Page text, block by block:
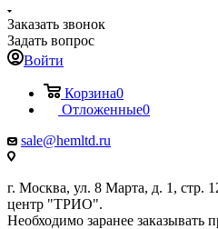
Заказать звонок
Задать вопрос
Войти
Корзина0
Отложенные0
sale@hemltd.ru
г. Москва, ул. 8 Марта, д. 1, стр.
центр "ТРИО".
Необходимо заранее заказывать